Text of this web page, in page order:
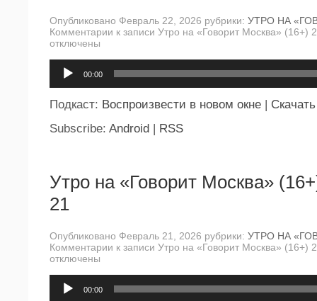
Опубликовано Февраль 22, 2026 рубрики: УТРО НА
Комментарии к записи Утро на «Говорит Москва» (16+)
отключены
00:00
Подкаст: Воспроизвести в новом окне | Скачать
Subscribe: Android | RSS
Утро на «Говорит Москва»
21
Опубликовано Февраль 21, 2026 рубрики: УТРО НА
Комментарии к записи Утро на «Говорит Москва» (16+)
отключены
00:00